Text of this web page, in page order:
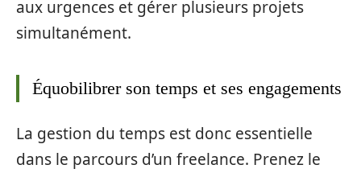
aux urgences et gérer plusieurs projets
simultanément.
Équobilibrer son temps et ses engagements
La gestion du temps est donc essentielle
dans le parcours d’un freelance. Prenez le